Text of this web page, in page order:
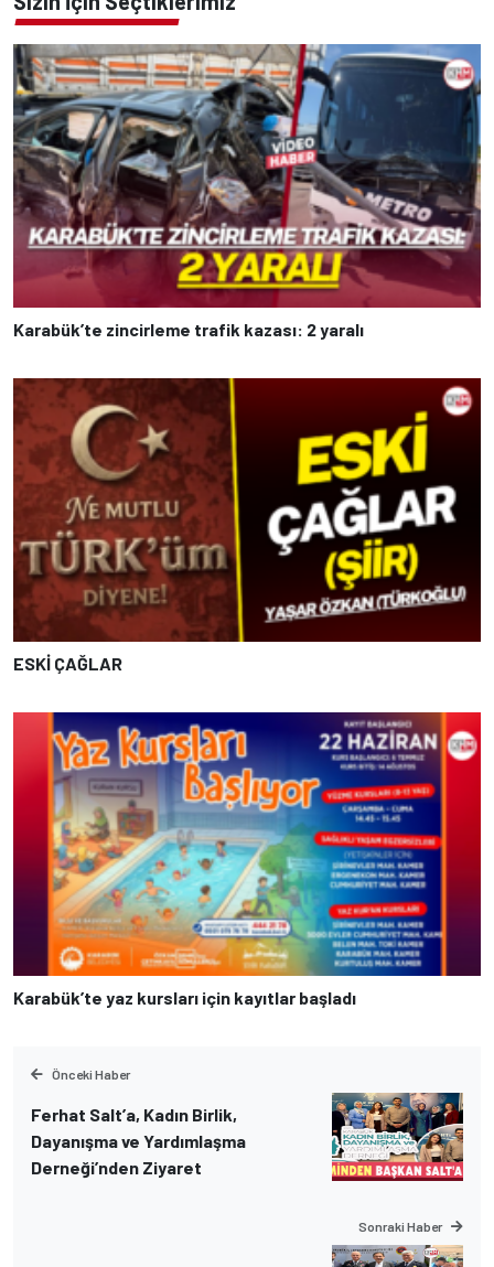
Karabük’te zincirleme trafik kazası: 2 yaralı
ESKİ ÇAĞLAR
Karabük’te yaz kursları için kayıtlar başladı
Önceki Haber
Ferhat Salt’a, Kadın Birlik,
Dayanışma ve Yardımlaşma
Derneği’nden Ziyaret
Sonraki Haber